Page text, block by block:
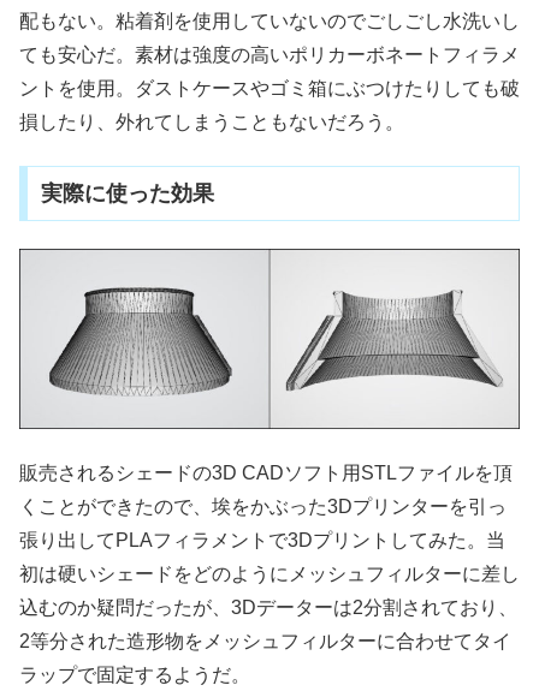
配もない。粘着剤を使用していないのでごしごし水洗いし
ても安心だ。素材は強度の高いポリカーボネートフィラメ
ントを使用。ダストケースやゴミ箱にぶつけたりしても破
損したり、外れてしまうこともないだろう。
実際に使った効果
販売されるシェードの3D CADソフト用STLファイルを頂
くことができたので、埃をかぶった3Dプリンターを引っ
張り出してPLAフィラメントで3Dプリントしてみた。当
初は硬いシェードをどのようにメッシュフィルターに差し
込むのか疑問だったが、3Dデーターは2分割されており、
2等分された造形物をメッシュフィルターに合わせてタイ
ラップで固定するようだ。